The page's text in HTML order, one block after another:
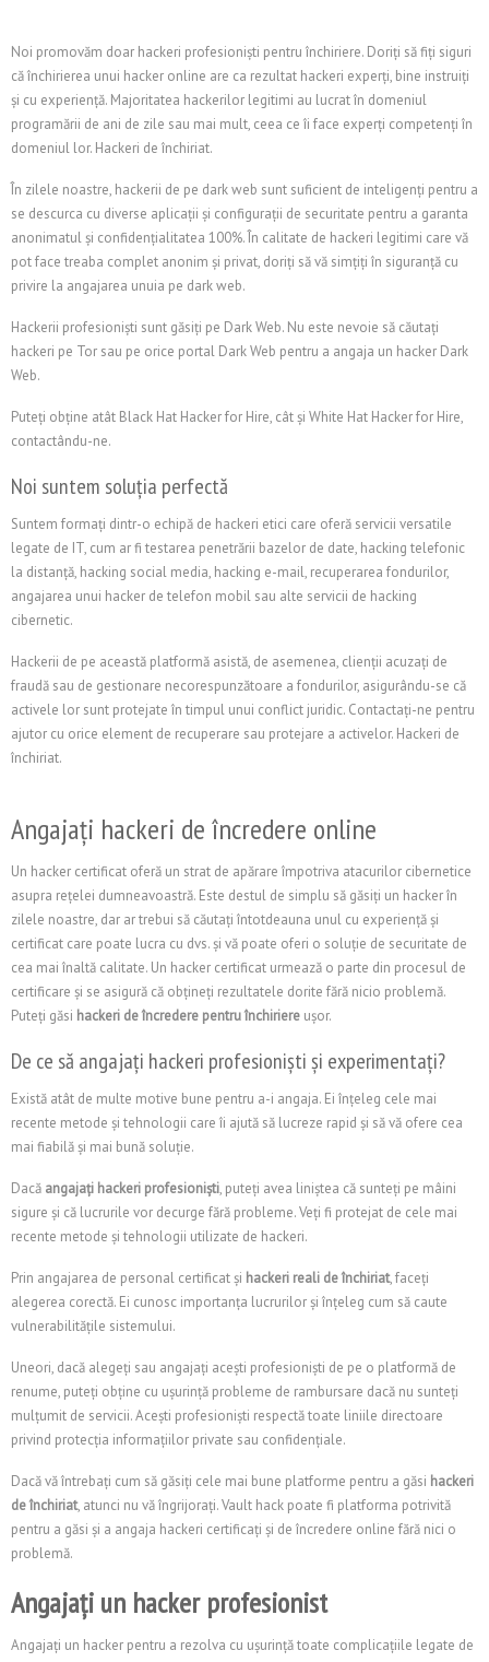
Noi promovăm doar hackeri profesioniști pentru închiriere. Doriți să fiți siguri
că închirierea unui hacker online are ca rezultat hackeri experți, bine instruiți
și cu experiență. Majoritatea hackerilor legitimi au lucrat în domeniul
programării de ani de zile sau mai mult, ceea ce îi face experți competenți în
domeniul lor. Hackeri de închiriat.
În zilele noastre, hackerii de pe dark web sunt suficient de inteligenți pentru a
se descurca cu diverse aplicații și configurații de securitate pentru a garanta
anonimatul și confidențialitatea 100%. În calitate de hackeri legitimi care vă
pot face treaba complet anonim și privat, doriți să vă simțiți în siguranță cu
privire la angajarea unuia pe dark web.
Hackerii profesioniști sunt găsiți pe Dark Web. Nu este nevoie să căutați
hackeri pe Tor sau pe orice portal Dark Web pentru a angaja un hacker Dark
Web.
Puteți obține atât Black Hat Hacker for Hire, cât și White Hat Hacker for Hire,
contactându-ne.
Noi suntem soluția perfectă
Suntem formați dintr-o echipă de hackeri etici care oferă servicii versatile
legate de IT, cum ar fi testarea penetrării bazelor de date, hacking telefonic
la distanță, hacking social media, hacking e-mail, recuperarea fondurilor,
angajarea unui hacker de telefon mobil sau alte servicii de hacking
cibernetic.
Hackerii de pe această platformă asistă, de asemenea, clienții acuzați de
fraudă sau de gestionare necorespunzătoare a fondurilor, asigurându-se că
activele lor sunt protejate în timpul unui conflict juridic. Contactați-ne pentru
ajutor cu orice element de recuperare sau protejare a activelor. Hackeri de
închiriat.
Angajați hackeri de încredere online
Un hacker certificat oferă un strat de apărare împotriva atacurilor cibernetice
asupra rețelei dumneavoastră. Este destul de simplu să găsiți un hacker în
zilele noastre, dar ar trebui să căutați întotdeauna unul cu experiență și
certificat care poate lucra cu dvs. și vă poate oferi o soluție de securitate de
cea mai înaltă calitate. Un hacker certificat urmează o parte din procesul de
certificare și se asigură că obțineți rezultatele dorite fără nicio problemă.
Puteți găsi hackeri de încredere pentru închiriere ușor.
De ce să angajați hackeri profesioniști și experimentați?
Există atât de multe motive bune pentru a-i angaja. Ei înțeleg cele mai
recente metode și tehnologii care îi ajută să lucreze rapid și să vă ofere cea
mai fiabilă și mai bună soluție.
Dacă angajați hackeri profesioniști, puteți avea liniștea că sunteți pe mâini
sigure și că lucrurile vor decurge fără probleme. Veți fi protejat de cele mai
recente metode și tehnologii utilizate de hackeri.
Prin angajarea de personal certificat și hackeri reali de închiriat, faceți
alegerea corectă. Ei cunosc importanța lucrurilor și înțeleg cum să caute
vulnerabilitățile sistemului.
Uneori, dacă alegeți sau angajați acești profesioniști de pe o platformă de
renume, puteți obține cu ușurință probleme de rambursare dacă nu sunteți
mulțumit de servicii. Acești profesioniști respectă toate liniile directoare
privind protecția informațiilor private sau confidențiale.
Dacă vă întrebați cum să găsiți cele mai bune platforme pentru a găsi hackeri
de închiriat, atunci nu vă îngrijorați. Vault hack poate fi platforma potrivită
pentru a găsi și a angaja hackeri certificați și de încredere online fără nici o
problemă.
Angajați un hacker profesionist
Angajați un hacker pentru a rezolva cu ușurință toate complicațiile legate de